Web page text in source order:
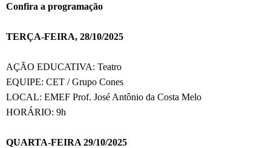
Confira a programação
TERÇA-FEIRA, 28/10/2025
AÇÃO EDUCATIVA: Teatro
EQUIPE: CET / Grupo Cones
LOCAL: EMEF Prof. José Antônio da Costa Melo
HORÁRIO: 9h
QUARTA-FEIRA 29/10/2025